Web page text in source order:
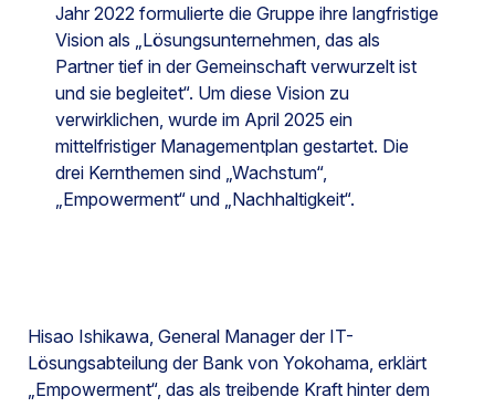
Jahr 2022 formulierte die Gruppe ihre langfristige
Vision als „Lösungsunternehmen, das als
Partner tief in der Gemeinschaft verwurzelt ist
und sie begleitet“. Um diese Vision zu
verwirklichen, wurde im April 2025 ein
mittelfristiger Managementplan gestartet. Die
drei Kernthemen sind „Wachstum“,
„Empowerment“ und „Nachhaltigkeit“.
Hisao Ishikawa, General Manager der IT-
Lösungsabteilung der Bank von Yokohama, erklärt
„Empowerment“, das als treibende Kraft hinter dem